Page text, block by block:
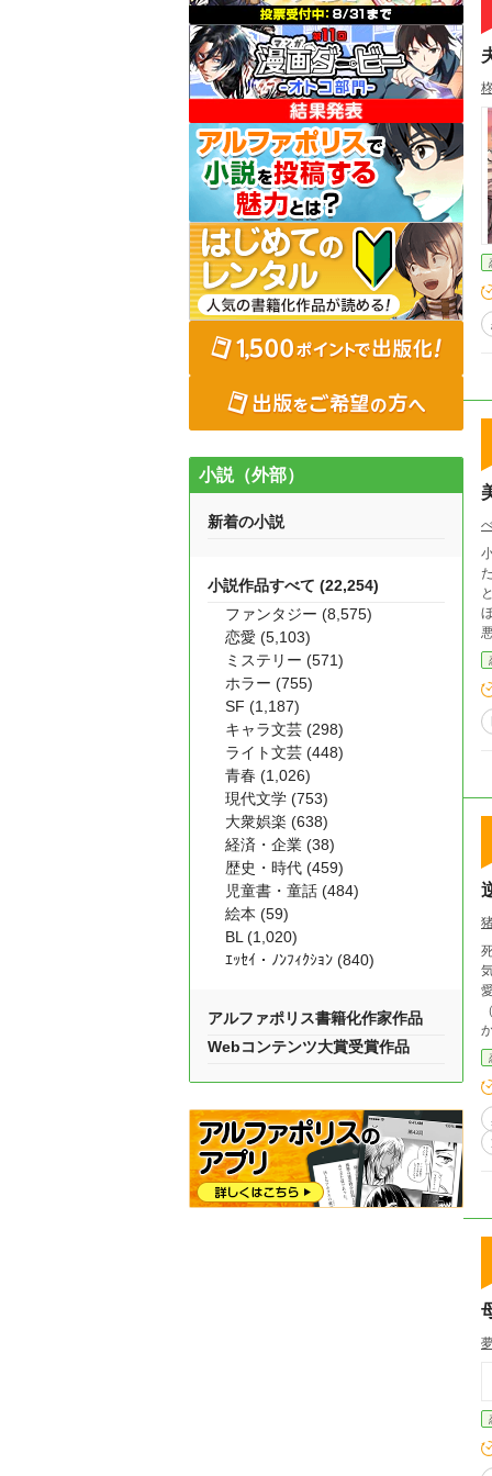
ほ
悪霊
気
か
相とは。 ――紗彩を
コ
小説（外部）
新着の小説
小説作品すべて (22,254)
ファンタジー (8,575)
恋愛 (5,103)
ミステリー (571)
ホラー (755)
SF (1,187)
キャラ文芸 (298)
ライト文芸 (448)
青春 (1,026)
現代文学 (753)
大衆娯楽 (638)
経済・企業 (38)
歴史・時代 (459)
児童書・童話 (484)
絵本 (59)
BL (1,020)
ｴｯｾｲ・ﾉﾝﾌｨｸｼｮﾝ (840)
アルファポリス書籍化作家作品
Webコンテンツ大賞受賞作品